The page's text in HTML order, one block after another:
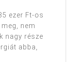
ezer Ft-os
nem
nagy része
abba,